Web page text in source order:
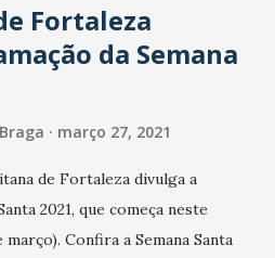
Fortaleza
da Semana
março 27, 2021
de Fortaleza divulga a
2021, que começa neste
Confira a Semana Santa